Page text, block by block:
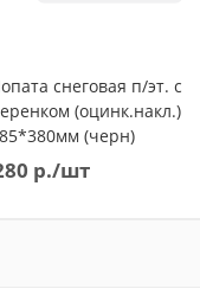
снеговая п/эт. с
(оцинк.накл.)
(черн)
р./шт